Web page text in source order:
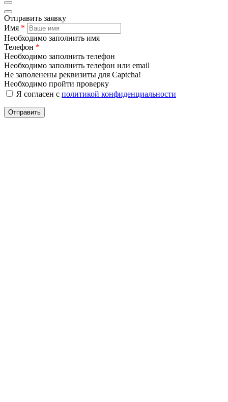
Отправить заявку
Имя *
Необходимо заполнить имя
Телефон *
Необходимо заполнить телефон
Необходимо заполнить телефон или email
Не заполенены реквизиты для Captcha!
Необходимо пройти проверку
Я согласен с политикой конфиденциальности
Отправить